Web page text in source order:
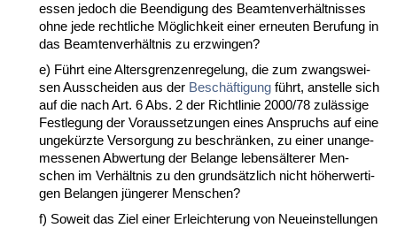
es­sen je­doch die Be­en­di­gung des Be­am­ten­verhält­nis­ses
oh­ne je­de recht­li­che Möglich­keit ei­ner er­neu­ten Be­ru­fung in
das Be­am­ten­verhält­nis zu er­zwin­gen?
e) Führt ei­ne Al­ters­gren­zen­re­ge­lung, die zum zwangs­wei­
sen Aus­schei­den aus der Beschäfti­gung führt, an­stel­le sich
auf die nach Art. 6 Abs. 2 der Richt­li­nie 2000/78 zulässi­ge
Fest­le­gung der Vor­aus­set­zun­gen ei­nes An­spruchs auf ei­ne
un­gekürz­te Ver­sor­gung zu be­schränken, zu ei­ner un­an­ge­
mes­se­nen Ab­wer­tung der Be­lan­ge le­bensälte­rer Men­
schen im Verhält­nis zu den grundsätz­lich nicht höher­wer­ti­
gen Be­lan­gen jünge­rer Men­schen?
f) So­weit das Ziel ei­ner Er­leich­te­rung von Neu­ein­stel­lun­gen